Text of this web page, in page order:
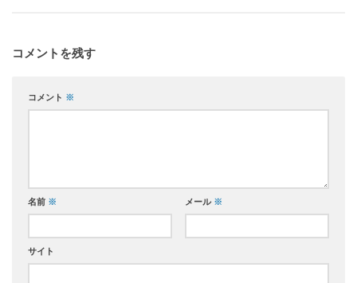
コメントを残す
コメント ※
名前 ※ メール ※
サイト